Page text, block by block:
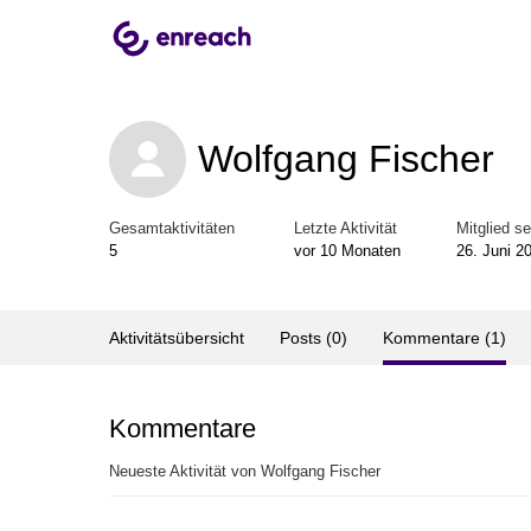
Wolfgang Fischer
Gesamtaktivitäten
5
Letzte Aktivität
vor 10 Monaten
Mitglied
26. Juni
Aktivitätsübersicht Posts (0) Kommentare (1)
Kommentare
Neueste Aktivität von Wolfgang Fischer